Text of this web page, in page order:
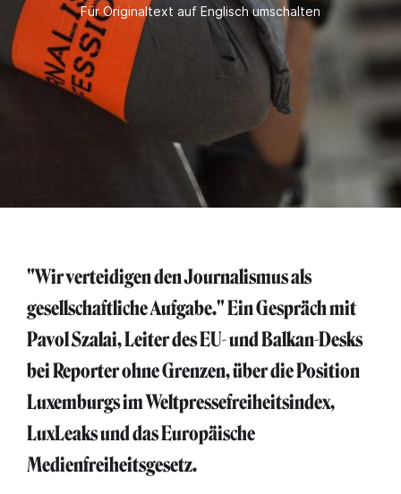
Für Originaltext auf Englisch umschalten
"Wir verteidigen den Journalismus als
gesellschaftliche Aufgabe." Ein Gespräch mit
Pavol Szalai, Leiter des EU- und Balkan-Desks
bei Reporter ohne Grenzen, über die Position
Luxemburgs im Weltpressefreiheitsindex,
LuxLeaks und das Europäische
Medienfreiheitsgesetz.